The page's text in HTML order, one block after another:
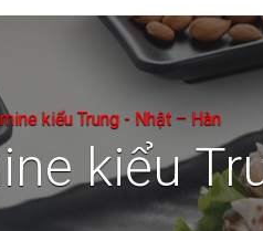
kiểu Trung - Nhật – Hàn
kiểu